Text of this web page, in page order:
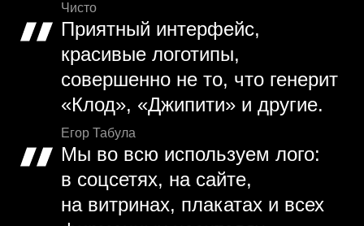
Чисто
Приятный интерфейс,
красивые логотипы,
совершенно не то, что генерит
«Клод», «Джипити» и другие.
Егор Табула
Мы во всю используем лого:
в соцсетях, на сайте,
на витринах, плакатах и всех